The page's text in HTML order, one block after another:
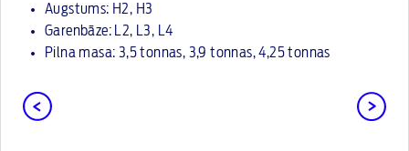
Augstums: H2, H3
Garenbāze: L2, L3, L4
Pilna masa: 3,5 tonnas, 3,9 tonnas, 4,25 tonnas